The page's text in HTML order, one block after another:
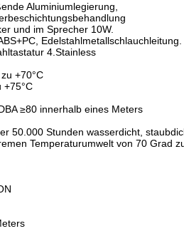
Aluminiumlegierung,
und im Sprecher 10W.
Edelstahlmetallschlauchleitung.
4.Stainless
+70°C
+75°C
≥80 innerhalb eines Meters
50.000 Stunden wasserdicht,
Temperaturumwelt von 70 Grad